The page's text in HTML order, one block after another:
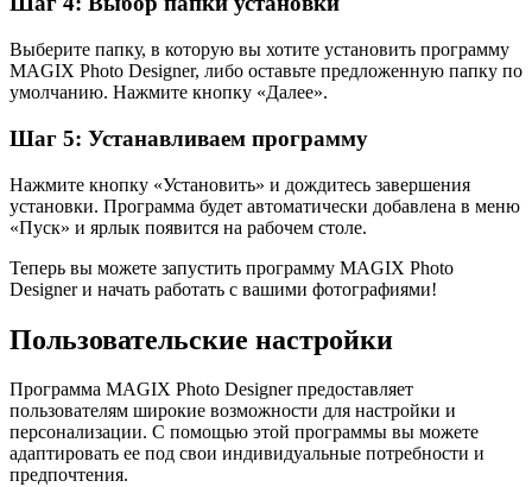
Выберите папку, в которую вы хотите установить программу
MAGIX Photo Designer, либо оставьте предложенную папку по
умолчанию. Нажмите кнопку «Далее».
Шаг 5: Устанавливаем программу
Нажмите кнопку «Установить» и дождитесь завершения
установки. Программа будет автоматически добавлена в меню
«Пуск» и ярлык появится на рабочем столе.
Теперь вы можете запустить программу MAGIX Photo
Designer и начать работать с вашими фотографиями!
Пользовательские настройки
Программа MAGIX Photo Designer предоставляет
пользователям широкие возможности для настройки и
персонализации. С помощью этой программы вы можете
адаптировать ее под свои индивидуальные потребности и
предпочтения.